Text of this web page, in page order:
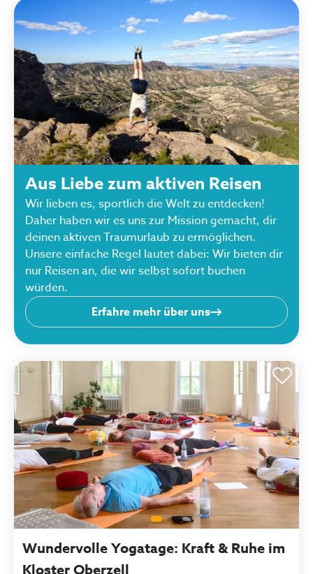
Aus Liebe zum aktiven Reisen
Wir lieben es, sportlich die Welt zu entdecken!
Daher haben wir es uns zur Mission gemacht, dir
deinen aktiven Traumurlaub zu ermöglichen.
Unsere einfache Regel lautet dabei: Wir bieten dir
nur Reisen an, die wir selbst sofort buchen
würden.
Erfahre mehr über uns
Wundervolle Yogatage: Kraft & Ruhe im
Kloster Oberzell